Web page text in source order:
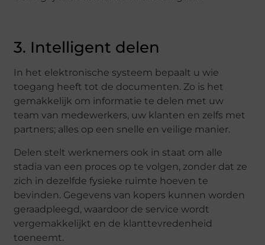
3. Intelligent delen
In het elektronische systeem bepaalt u wie
toegang heeft tot de documenten. Zo is het
gemakkelijk om informatie te delen met uw
team van medewerkers, uw klanten en zelfs met
partners; alles op een snelle en veilige manier.
Delen stelt werknemers ook in staat om alle
stadia van een proces op te volgen, zonder dat ze
zich in dezelfde fysieke ruimte hoeven te
bevinden. Gegevens van kopers kunnen worden
geraadpleegd, waardoor de service wordt
vergemakkelijkt en de klanttevredenheid
toeneemt.